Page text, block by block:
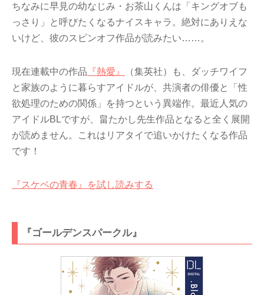
ちなみに早見の幼なじみ・お茶山くんは「キングオブも
っさり」と呼びたくなるナイスキャラ。絶対にありえな
いけど、彼のスピンオフ作品が読みたい……。
現在連載中の作品 『熱愛』
（集英社）も、ダッチワイフ
と家族のように暮らすアイドルが、共演者の俳優と「性
欲処理のための関係」を持つという異端作。最近人気の
アイドルBLですが、畠たかし先生作品となると全く展開
が読めません。これはリアタイで追いかけたくなる作品
です！
『スケベの青春』を試し読みする
『ゴールデンスパークル』